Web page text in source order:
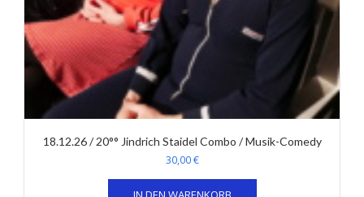
18.12.26 / 20°° Jindrich Staidel Combo / Musik-Comedy
30,00€